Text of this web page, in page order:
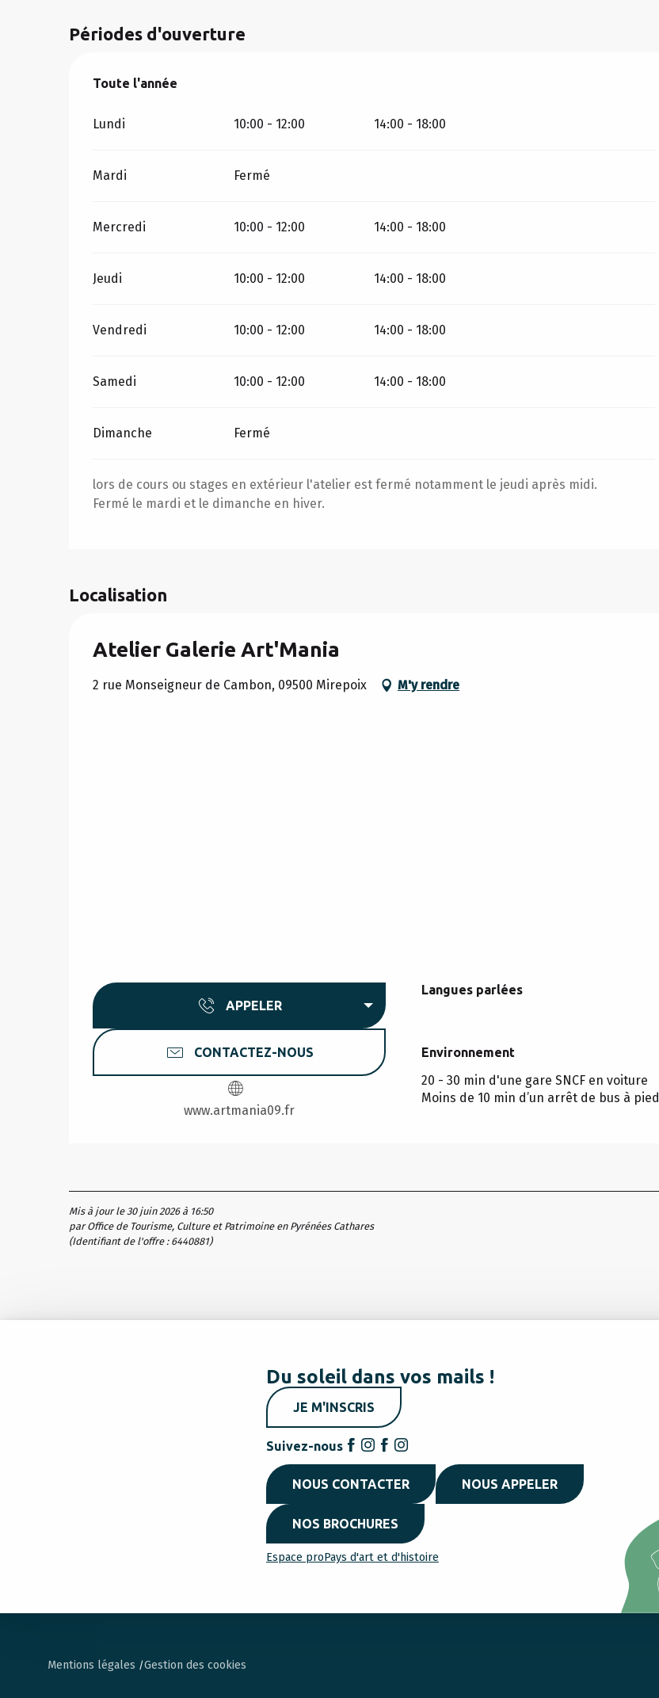
Périodes d'ouverture
Toute l'année
Toute l'année
Lundi 10:00 - 12:00 14:00 - 18:00
Mardi Fermé
Mercredi 10:00 - 12:00 14:00 - 18:00
Jeudi 10:00 - 12:00 14:00 - 18:00
Vendredi 10:00 - 12:00 14:00 - 18:00
Samedi 10:00 - 12:00 14:00 - 18:00
Dimanche Fermé
lors de cours ou stages en extérieur l'atelier est fermé notamment le jeudi après midi.
Fermé le mardi et le dimanche en hiver.
Localisation
Atelier Galerie Art'Mania
2 rue Monseigneur de Cambon, 09500 Mirepoix M'y rendre
APPELER
CONTACTEZ-NOUS
www.artmania09.fr
Langues parlées
Langues parlées
Environnement
Environnement
20 - 30 min d'une gare SNCF en voiture
Moins de 10 min d’un arrêt de bus à pied
Mis à jour le 30 juin 2026 à 16:50
par Office de Tourisme, Culture et Patrimoine en Pyrénées Cathares
(Identifiant de l'offre : 6440881)
Du soleil dans vos mails !
JE M'INSCRIS
Suivez-nous
NOUS CONTACTER NOUS APPELER
NOS BROCHURES
Espace proPays d'art et d'histoire
Mentions légales Gestion des cookies